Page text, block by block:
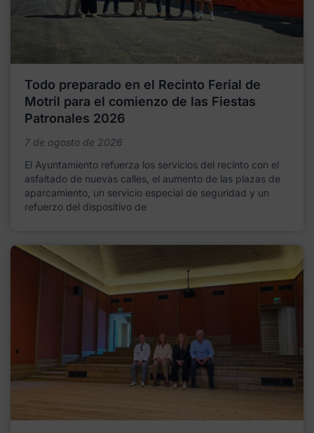
Todo preparado en el Recinto Ferial de
Motril para el comienzo de las Fiestas
Patronales 2026
7 de agosto de 2026
El Ayuntamiento refuerza los servicios del recinto con el
asfaltado de nuevas calles, el aumento de las plazas de
aparcamiento, un servicio especial de seguridad y un
refuerzo del dispositivo de